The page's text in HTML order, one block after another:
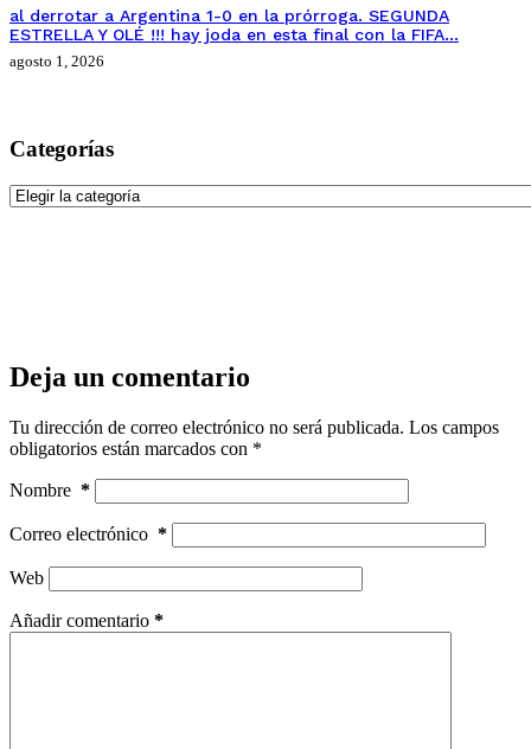
al derrotar a Argentina 1-0 en la prórroga. SEGUNDA
ESTRELLA Y OLÉ !!! hay joda en esta final con la FIFA…
agosto 1, 2026
Categorías
Categorías
Deja un comentario
Tu dirección de correo electrónico no será publicada. Los campos
obligatorios están marcados con *
Nombre *
Correo electrónico *
Web
Añadir comentario *